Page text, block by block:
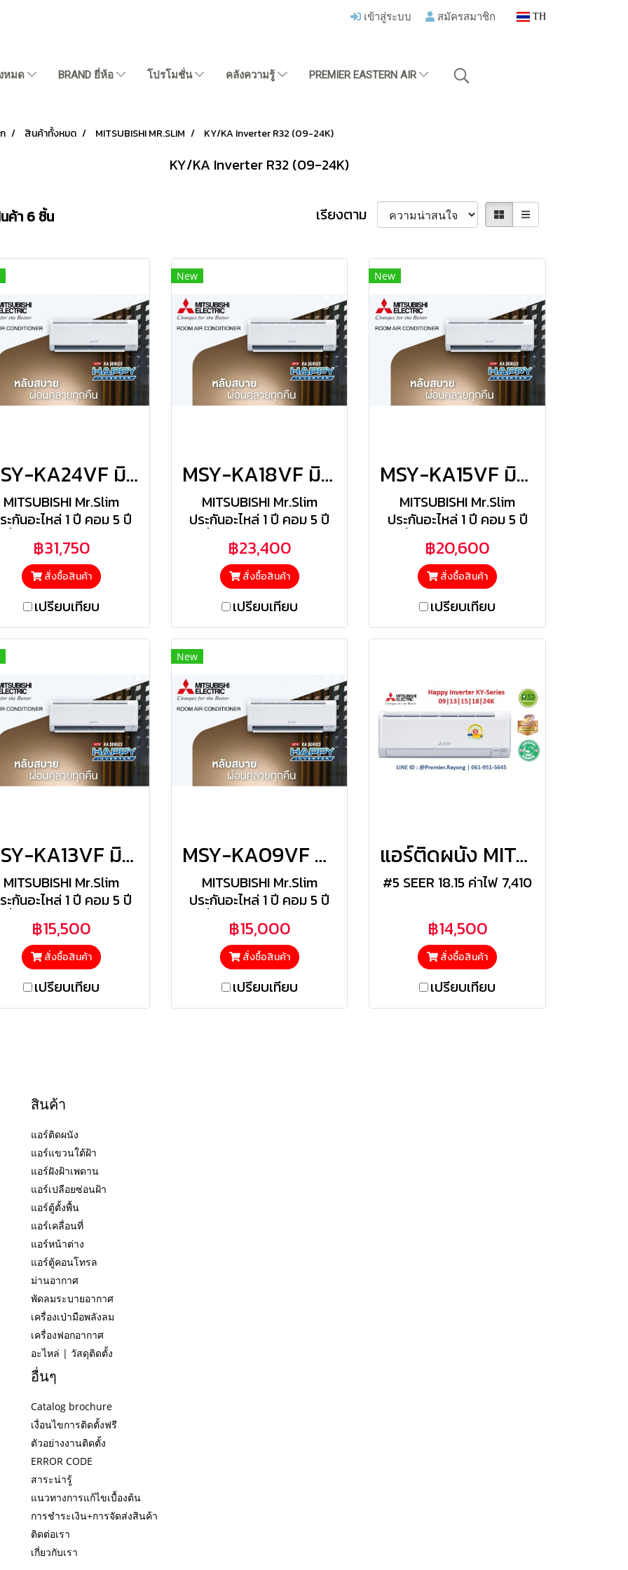
เข้าสู่ระบบ สมัครสมาชิก TH
หมด BRAND ยี่ห้อ โปรโมชั่น คลังความรู้ PREMIER EASTERN AIR
สินค้าทั้งหมด MITSUBISHI MR.SLIM KY/KA Inverter R32 (09-24K)
KY/KA Inverter R32 (09-24K)
ค้า 6 ชิ้น เรียงตาม
MSY-KA24VF มิตซูสลิม Mitsubishi Electric แบบติดผนัง รุ่น Happy Inverter R-32 ขนาด 21,154BTU(5459-21154) เบอร์5 รีโมทไร้สาย 2026
MITSUBISHI Mr.Slim
ะกันอะไหล่ 1 ปี คอม 5 ปี
ผึ้งคอยล์เย็น/คอยล์ร้อน
3 ปี) | ฟรีค่าแรง 1 ปี
฿31,750
สั่งซื้อสินค้า
เปรียบเทียบ
New
MSY-KA18VF มิตซูสลิม Mitsubishi Electric แบบติดผนัง รุ่น Happy Inverter R-32 ขนาด 17,742BTU(4436-18425) เบอร์5 รีโมทไร้สาย 2026
MITSUBISHI Mr.Slim
ประกันอะไหล่ 1 ปี คอม 5 ปี
(รังผึ้งคอยล์เย็น/คอยล์ร้อน
3 ปี) | ฟรีค่าแรง 1 ปี
฿23,400
สั่งซื้อสินค้า
เปรียบเทียบ
New
MSY-KA15VF มิตซูสลิม Mitsubishi Electric แบบติดผนัง รุ่น Happy Inverter R-32 ขนาด 15,013BTU(4094-15013) เบอร์5 รีโมทไร้สาย 2026
MITSUBISHI Mr.Slim
ประกันอะไหล่ 1 ปี คอม 5 ปี
(รังผึ้งคอยล์เย็น/คอยล์ร้อน
3 ปี) | ฟรีค่าแรง 1 ปี
฿20,600
สั่งซื้อสินค้า
เปรียบเทียบ
MSY-KA13VF มิตซูสลิม Mitsubishi Electric แบบติดผนัง รุ่น Happy Inverter R-32 ขนาด 12,283BTU(3071-12966) เบอร์5 รีโมทไร้สาย 2026
MITSUBISHI Mr.Slim
ะกันอะไหล่ 1 ปี คอม 5 ปี
ผึ้งคอยล์เย็น/คอยล์ร้อน
3 ปี) | ฟรีค่าแรง 1 ปี
฿15,500
สั่งซื้อสินค้า
เปรียบเทียบ
New
MSY-KA09VF มิตซูสลิม Mitsubishi Electric แบบติดผนัง รุ่น Happy Inverter R-32 ขนาด 9,212BTU(2730-9895) เบอร์5 รีโมทไร้สาย 2026
MITSUBISHI Mr.Slim
ประกันอะไหล่ 1 ปี คอม 5 ปี
(รังผึ้งคอยล์เย็น/คอยล์ร้อน
3 ปี) | ฟรีค่าแรง 1 ปี
฿15,000
สั่งซื้อสินค้า
เปรียบเทียบ
แอร์ติดผนัง MITSUBISHI ELECTRIC Mr.Slim แบบติดผนัง รุ่น MSY-KY09VF KY-Series Happy Inverter R-32 ขนาด 9,212BTU#5 (2,730-9,895) รีโมทไร้สาย พร้อมติดตั้ง
#5 SEER 18.15 ค่าไฟ 7,410
฿14,500
สั่งซื้อสินค้า
เปรียบเทียบ
สินค้า
แอร์ติดผนัง
แอร์แขวนใต้ฝ้า
แอร์ฝังฝ้าเพดาน
แอร์เปลือยซ่อนฝ้า
แอร์ตู้ตั้งพื้น
แอร์เคลื่อนที่
แอร์หน้าต่าง
แอร์ตู้คอนโทรล
ม่านอากาศ
พัดลมระบายอากาศ
เครื่องเป่ามือพลังลม
เครื่องฟอกอากาศ
อะไหล่ | วัสดุติดตั้ง
อื่นๆ
Catalog brochure
เงื่อนไขการติดตั้งฟรี
ตัวอย่างงานติดตั้ง
ERROR CODE
สาระน่ารู้
แนวทางการแก้ไขเบื้องต้น
การชำระเงิน+การจัดส่งสินค้า
ติดต่อเรา
เกี่ยวกับเรา